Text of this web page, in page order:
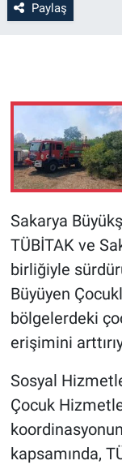
Paylaş
Sakarya
TÜBİTAK ve
birliğiyle
Büyüyen
bölgelerdeki
erişimini
Sosyal
Çocuk
kapsamında,